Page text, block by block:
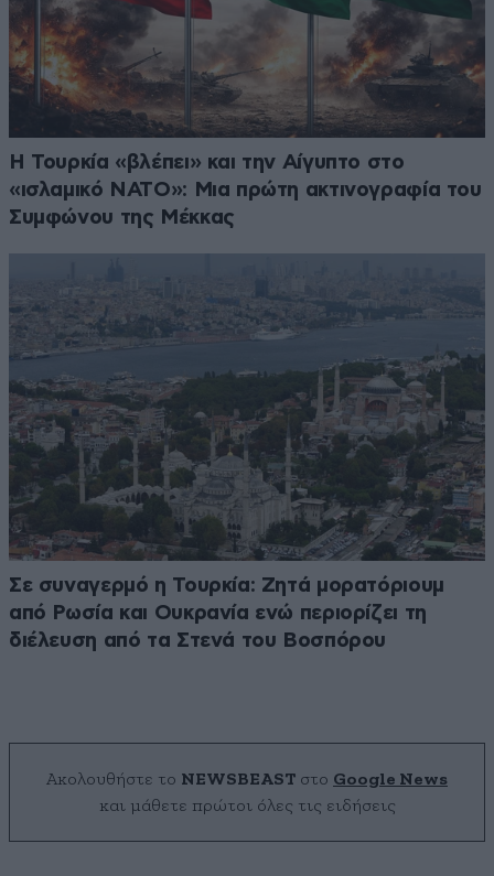
Η Τουρκία «βλέπει» και την Αίγυπτο στο
«ισλαμικό ΝΑΤΟ»: Μια πρώτη ακτινογραφία του
Συμφώνου της Μέκκας
Σε συναγερμό η Τουρκία: Ζητά μορατόριουμ
από Ρωσία και Ουκρανία ενώ περιορίζει τη
διέλευση από τα Στενά του Βοσπόρου
Ακολουθήστε το NEWSBEAST στο Google News
και μάθετε πρώτοι όλες τις ειδήσεις